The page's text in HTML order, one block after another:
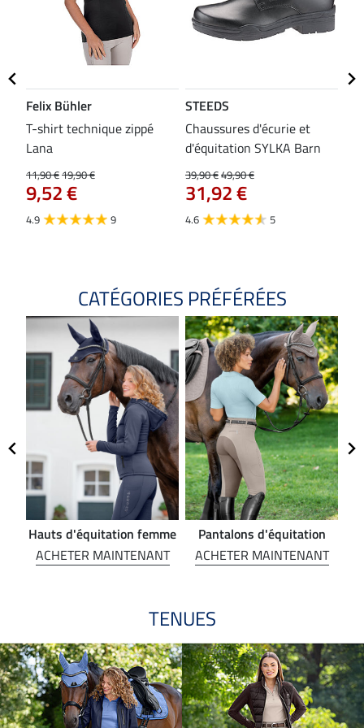
Felix Bühler
T-shirt technique zippé
Lana
11,90 €19,90 €
9,52 €
4.9 9
STEEDS
Chaussures d'écurie et
d'équitation SYLKA Barn
39,90 €49,90 €
31,92 €
4.6 5
CATÉGORIES PRÉFÉRÉES
Hauts d'équitation femme
ACHETER MAINTENANT
Pantalons d'équitation
ACHETER MAINTENANT
TENUES